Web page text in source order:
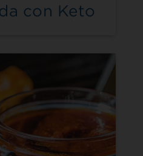
con Keto